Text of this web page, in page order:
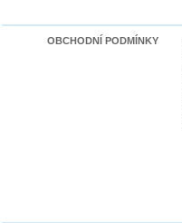
OBCHODNÍ PODMÍNKY